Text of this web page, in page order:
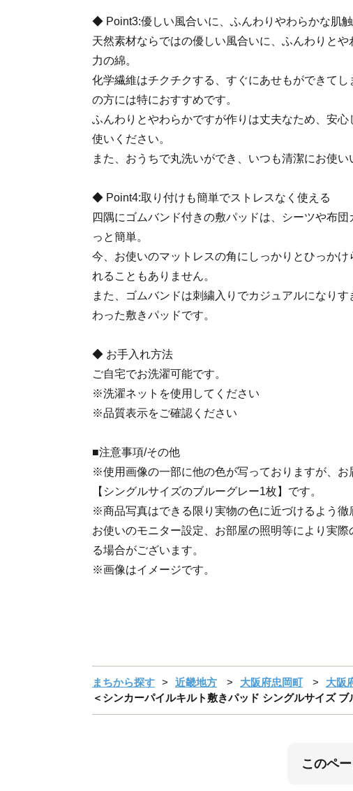
◆ Point3:優しい風合いに、ふんわりやわらかな肌触
天然素材ならではの優しい風合いに、ふんわりと
力の綿。
化学繊維はチクチクする、すぐにあせもができてし
の方には特におすすめです。
ふんわりとやわらかですが作りは丈夫なため、安心
使いください。
また、おうちで丸洗いができ、いつも清潔にお使い
◆ Point4:取り付けも簡単でストレスなく使える
四隅にゴムバンド付きの敷パッドは、シーツや布
っと簡単。
今、お使いのマットレスの角にしっかりとひっかけ
れることもありません。
また、ゴムバンドは刺繍入りでカジュアルになり
わった敷きパッドです。
◆ お手入れ方法
ご自宅でお洗濯可能です。
※洗濯ネットを使用してください
※品質表示をご確認ください
■注意事項/その他
※使用画像の一部に他の色が写っておりますが、お
【シングルサイズのブルーグレー1枚】です。
※商品写真はできる限り実物の色に近づけるよう徹
お使いのモニター設定、お部屋の照明等により実際
る場合がございます。
※画像はイメージです。
まちから探す 近畿地方 大阪府忠岡町
大阪
＜シンカーパイルキルト敷きパッド シングルサイズ
このペ